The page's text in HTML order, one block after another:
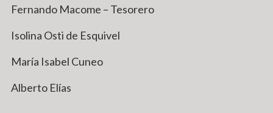
Fernando Macome – Tesorero
Isolina Osti de Esquivel
María Isabel Cuneo
Alberto Elías